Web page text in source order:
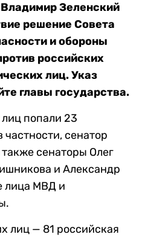
Зеленский
решение Совета
и обороны
российских
лиц. Указ
главы государства.
попали 23
сенатор
сенаторы Олег
и Александр
лица МВД и
лиц — 81 российская